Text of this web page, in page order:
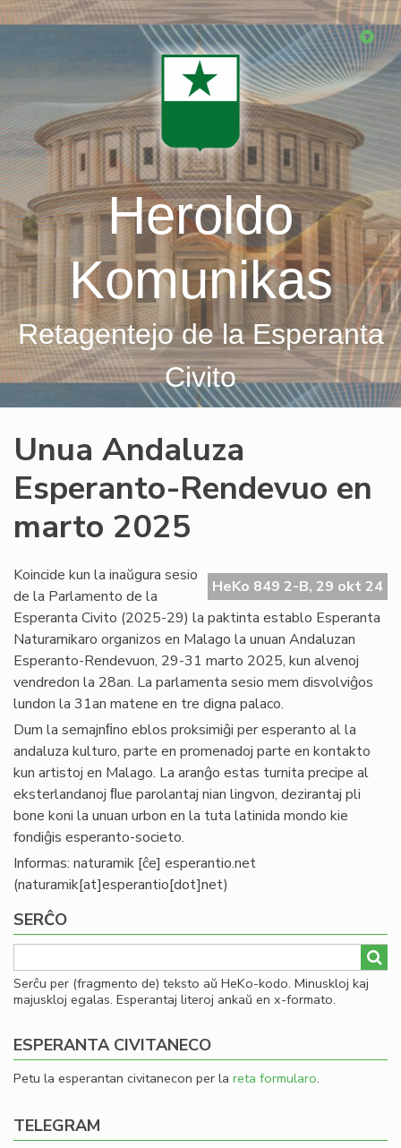
Skip
Heroldo
Komunikas
Retagentejo de la Esperanta
Civito
Unua Andaluza
Esperanto-Rendevuo en
marto 2025
HeKo 849 2-B, 29 okt 24
Koincide kun la inaŭgura sesio
de la Parlamento de la
Esperanta Civito (2025-29) la paktinta establo Esperanta
Naturamikaro organizos en Malago la unuan Andaluzan
Esperanto-Rendevuon, 29-31 marto 2025, kun alvenoj
vendredon la 28an. La parlamenta sesio mem disvolviĝos
lundon la 31an matene en tre digna palaco.
Dum la semajnﬁno eblos proksimiĝi per esperanto al la
andaluza kulturo, parte en promenadoj parte en kontakto
kun artistoj en Malago. La aranĝo estas turnita precipe al
eksterlandanoj ﬂue parolantaj nian lingvon, dezirantaj pli
bone koni la unuan urbon en la tuta latinida mondo kie
fondiĝis esperanto-societo.
Informas: naturamik [ĉe] esperantio.net
(naturamik[at]esperantio[dot]net)
SERĈO
Serĉu per (fragmento de) teksto aŭ HeKo-kodo. Minuskloj kaj
majuskloj egalas. Esperantaj literoj ankaŭ en x-formato.
ESPERANTA CIVITANECO
Petu la esperantan civitanecon per la reta formularo.
TELEGRAM